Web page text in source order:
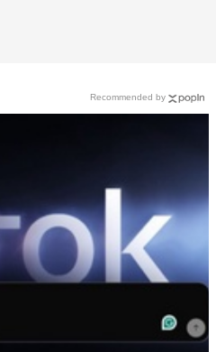
Recommended by